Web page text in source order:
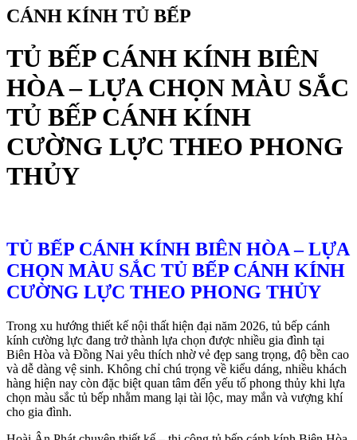
CÁNH KÍNH TỦ BẾP
TỦ BẾP CÁNH KÍNH BIÊN
HÒA – LỰA CHỌN MÀU SẮC
TỦ BẾP CÁNH KÍNH
CƯỜNG LỰC THEO PHONG
THỦY
TỦ BẾP CÁNH KÍNH BIÊN HÒA – LỰA
CHỌN MÀU SẮC TỦ BẾP CÁNH KÍNH
CƯỜNG LỰC THEO PHONG THỦY
Trong xu hướng thiết kế nội thất hiện đại năm 2026, tủ bếp cánh
kính cường lực đang trở thành lựa chọn được nhiều gia đình tại
Biên Hòa và Đồng Nai yêu thích nhờ vẻ đẹp sang trọng, độ bền cao
và dễ dàng vệ sinh. Không chỉ chú trọng về kiểu dáng, nhiều khách
hàng hiện nay còn đặc biệt quan tâm đến yếu tố phong thủy khi lựa
chọn màu sắc tủ bếp nhằm mang lại tài lộc, may mắn và vượng khí
cho gia đình.